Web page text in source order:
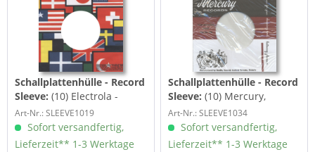
Schallplattenhülle - Record
Sleeve: (10) Electrola -
45rpm record sleeve -
7inch...
Art-Nr.: SLEEVE1019
Sofort versandfertig,
Lieferzeit** 1-3 Werktage
Schallplattenhülle - Record
Sleeve: (10) Mercury,
Canada - 45rpm record
sleeve -...
Art-Nr.: SLEEVE1034
Sofort versandfertig,
Lieferzeit** 1-3 Werktage